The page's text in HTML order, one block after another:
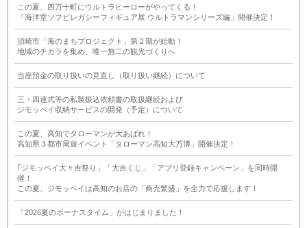
この夏、四万十町にウルトラヒーローがやってくる！
「海洋堂ソフビレガシーフィギュア展 ウルトラマンシリーズ編」開催決定！
須崎市「海のまちプロジェクト」第２期が始動！
地域のチカラを集め、唯一無二の観光づくりへ
当座預金の取り扱いの見直し（取り扱い継続）について
三・四連式等の私製振込依頼書の取扱継続および
ジモッペイ収納サービスの開発（予定）について
この夏、高知でタローマンが大あばれ！
高知県３都市周遊イベント「タローマン高知大万博」開催決定！
｢ジモッペイ大々吉祭り」「大吉くじ」「アプリ登録キャンペーン」を同時開
催！
この夏、ジモッペイは高知のお店の「商売繁盛」を全力で応援します！
「2026夏のボーナスタイム」がはじまりました！